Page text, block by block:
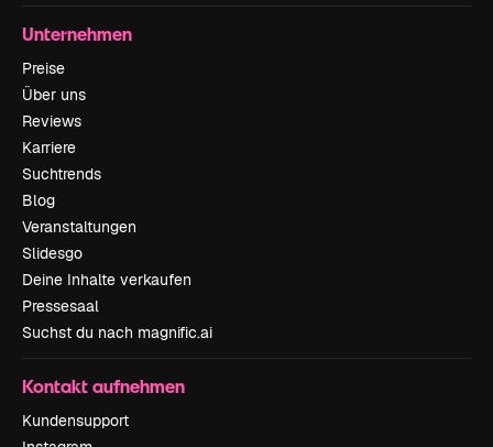
Unternehmen
Preise
Über uns
Reviews
Karriere
Suchtrends
Blog
Veranstaltungen
Slidesgo
Deine Inhalte verkaufen
Pressesaal
Suchst du nach magnific.ai
Kontakt aufnehmen
Kundensupport